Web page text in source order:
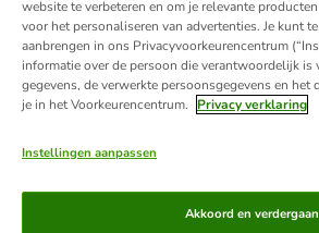
website te verbeteren en om je relevante
voor het personaliseren van advertenties. Je kunt
aanbrengen in ons Privacyvoorkeurencentrum
informatie over de persoon die verantwoordelijk is
gegevens, de verwerkte persoonsgegevens en het
je in het Voorkeurencentrum.
Privacy verklaring
Instellingen aanpassen
Akkoord en verdergaan